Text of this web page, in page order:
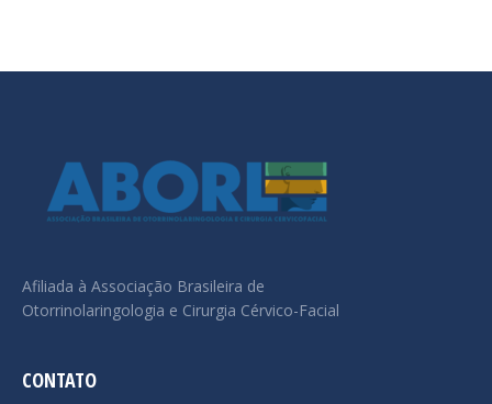
Afiliada à Associação Brasileira de
Otorrinolaringologia e Cirurgia Cérvico-Facial
CONTATO